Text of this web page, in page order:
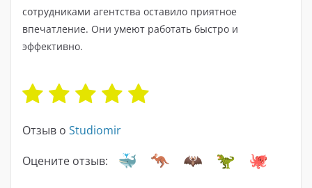
сотрудниками агентства оставило приятное
впечатление. Они умеют работать быстро и
эффективно.
Отзыв о Studiomir
Оцените отзыв: